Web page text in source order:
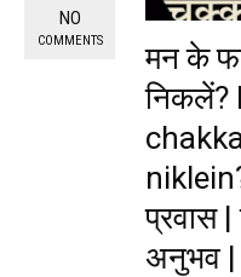
NO
COMMENTS
मन के
निकलें?
प्रवास |
अनुभव |